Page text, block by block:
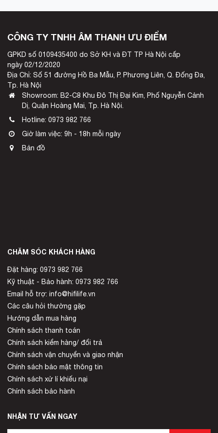
CÔNG TY TNHH ÂM THANH ƯU ĐIỂM
GPKD số 0109435400 do Sở KH và ĐT TP Hà Nội cấp
ngày 02/12/2020
Địa Chỉ: Số 51 đường Hồ Ba Mẫu, P. Phương Liên, Q. Đống Đa,
Tp. Hà Nội
Showroom: B2-C8 Khu Đô Thị Đại Kim, Phố Nguyễn Cảnh
Dị, Quận Hoàng Mai, Tp. Hà Nội.
Hotline: 0973 982 766
Giờ làm việc: 9h - 18h mỗi ngày
Bản đồ
CHĂM SÓC KHÁCH HÀNG
Đặt hàng: 0973 982 766
Kỹ thuật - Bảo hành: 0973 982 766
Email hỗ trợ: info@hifilife.vn
Các câu hỏi thường gặp
Hướng dẫn mua hàng
Chính sách thanh toán
Chính sách kiểm hàng/ đổi trả
Chính sách vận chuyển và giao nhận
Chính sách bảo mật thông tin
Chính sách xử lí khiếu nại
Chính sách bảo hành
NHẬN TƯ VẤN NGAY